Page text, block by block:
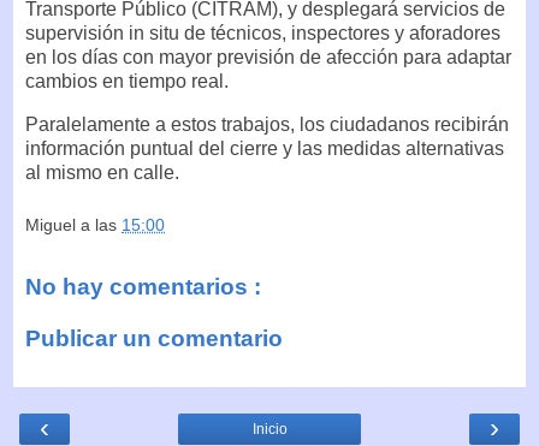
Transporte Público (CITRAM), y desplegará servicios de
supervisión in situ de técnicos, inspectores y aforadores
en los días con mayor previsión de afección para adaptar
cambios en tiempo real.
Paralelamente a estos trabajos, los ciudadanos recibirán
información puntual del cierre y las medidas alternativas
al mismo en calle.
Miguel a las 15:00
No hay comentarios :
Publicar un comentario
‹ ›
Inicio